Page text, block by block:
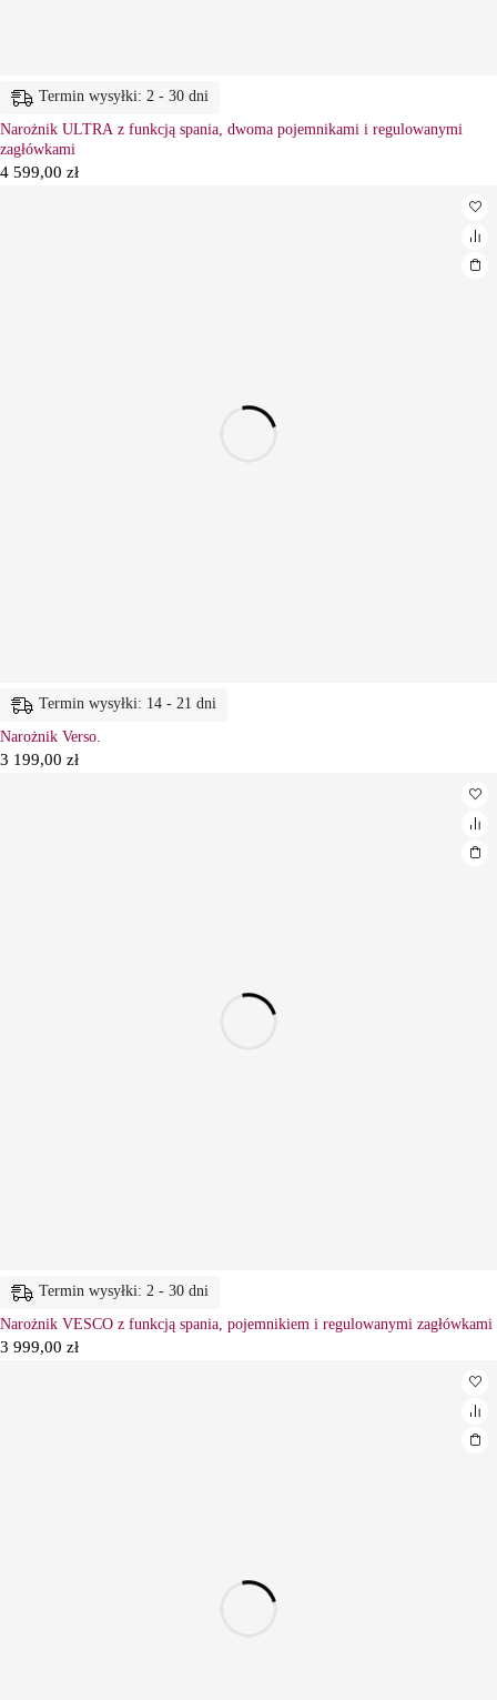
Termin wysyłki: 2 - 30 dni
Narożnik ULTRA z funkcją spania, dwoma pojemnikami i regulowanymi
zagłówkami
4 599,00 zł
Termin wysyłki: 14 - 21 dni
Narożnik Verso.
3 199,00 zł
Termin wysyłki: 2 - 30 dni
Narożnik VESCO z funkcją spania, pojemnikiem i regulowanymi zagłówkami
3 999,00 zł